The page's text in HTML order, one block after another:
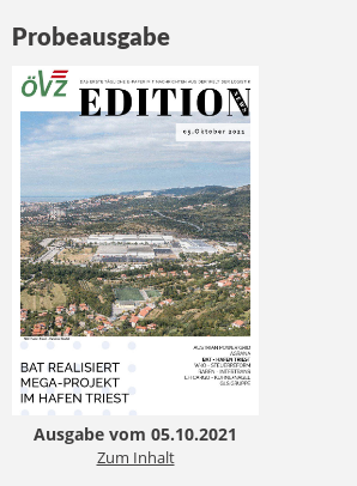
Probeausgabe
Ausgabe vom 05.10.2021
Zum Inhalt